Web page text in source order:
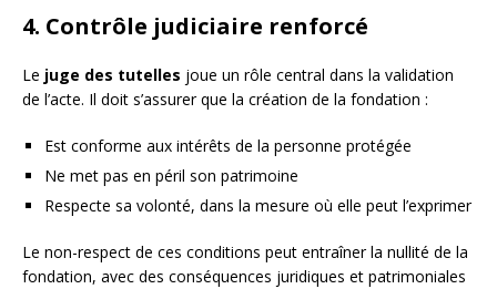
4. Contrôle judiciaire renforcé
Le juge des tutelles joue un rôle central dans la validation
de l’acte. Il doit s’assurer que la création de la fondation :
Est conforme aux intérêts de la personne protégée
Ne met pas en péril son patrimoine
Respecte sa volonté, dans la mesure où elle peut l’exprimer
Le non-respect de ces conditions peut entraîner la nullité de la
fondation, avec des conséquences juridiques et patrimoniales